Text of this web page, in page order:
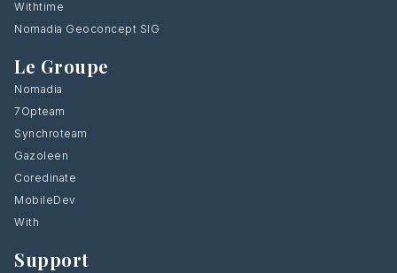
Withtime
Nomadia Geoconcept SIG
Le Groupe
Nomadia
7Opteam
Synchroteam
Gazoleen
Coredinate
MobileDev
With
Support